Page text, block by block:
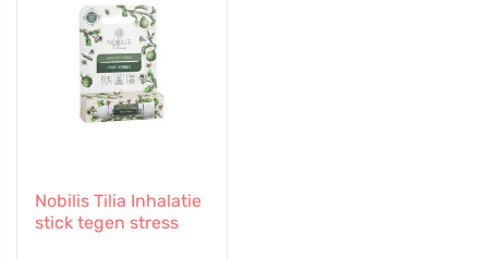
Nobilis Tilia Inhalatie
stick tegen stress